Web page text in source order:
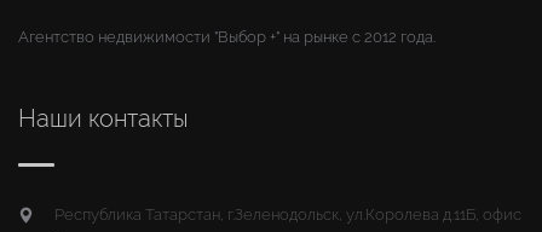
Агентство недвижимости "Выбор +" на рынке с 2012 года.
Наши контакты
Республика Татарстан, г.Зеленодольск, ул.Королева д.11Б, офис